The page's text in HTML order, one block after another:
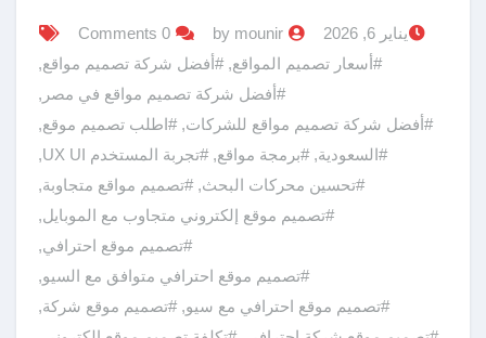
يناير 6, 2026 by mounir
0 Comments
#أسعار تصميم المواقع,#أفضل شركة تصميم مواقع,
#أفضل شركة تصميم مواقع في مصر ,
#أفضل شركة تصميم مواقع للشركات,#اطلب تصميم موقع,
#السعودية,#برمجة مواقع,#تجربة المستخدم UX UI
,
#تحسين محركات البحث,#تصميم مواقع متجاوبة,
#تصميم موقع إلكتروني متجاوب مع الموبايل,
#تصميم موقع احترافي,
#تصميم موقع احترافي متوافق مع السيو,
#تصميم موقع احترافي مع سيو,#تصميم موقع شركة,